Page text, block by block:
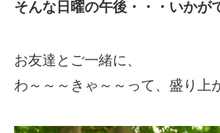
そんな日曜の午後・・・いかが
お友達とご一緒に、
わ～～～きゃ～～って、盛り上